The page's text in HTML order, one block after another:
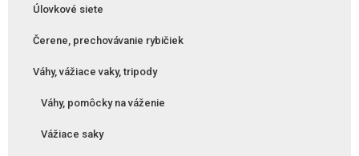
Úlovkové siete
Čerene, prechovávanie rybičiek
Váhy, vážiace vaky, tripody
Váhy, pomôcky na váženie
Vážiace saky